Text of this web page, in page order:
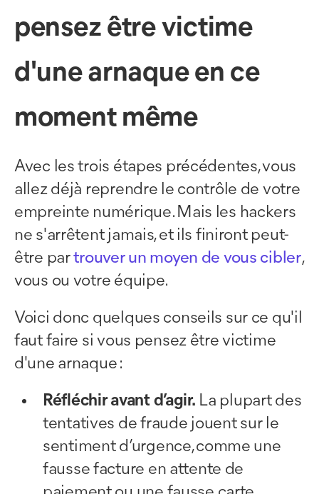
pensez être victime
d'une arnaque en ce
moment même
Avec les trois étapes précédentes, vous
allez déjà reprendre le contrôle de votre
empreinte numérique. Mais les hackers
ne s'arrêtent jamais, et ils finiront peut-
être partrouver un moyen de vous cibler,
vous ou votre équipe.
Voici donc quelques conseils sur ce qu'il
faut faire si vous pensez être victime
d'une arnaque :
Réfléchir avant d’agir. La plupart des
tentatives de fraude jouent sur le
sentiment d’urgence, comme une
fausse facture en attente de